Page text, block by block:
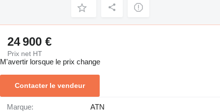
24 900 €
Prix net HT
M'avertir lorsque le prix change
Contacter le vendeur
Marque: ATN